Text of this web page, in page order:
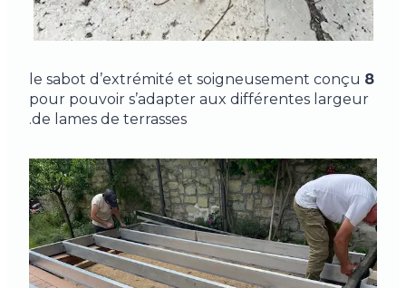
8
le sabot d’extrémité et soigneusement conçu
pour pouvoir s’adapter aux différentes largeur
de lames de terrasses.